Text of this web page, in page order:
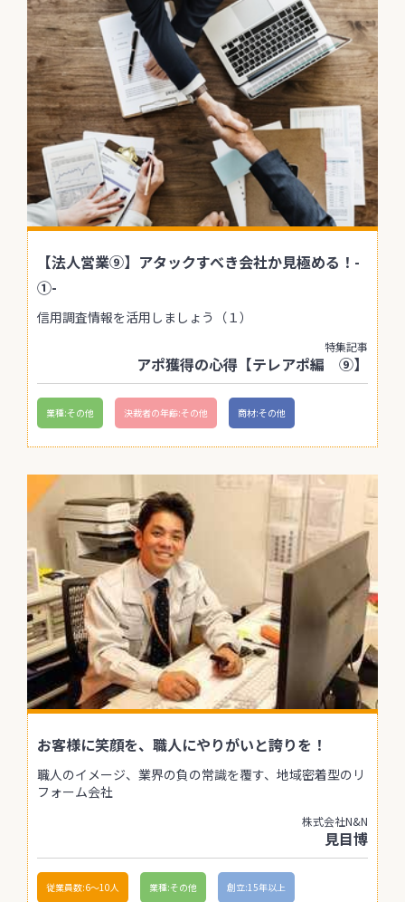
【法人営業⑨】アタックすべき会社か見極める！-
①-
信用調査情報を活用しましょう（１）
特集記事
アポ獲得の心得【テレアポ編 ⑨】
業種:その他 決裁者の年齢:その他 商材:その他
お客様に笑顔を、職人にやりがいと誇りを！
職人のイメージ、業界の負の常識を覆す、地域密着型のリ
フォーム会社
株式会社N&N
見目博
従業員数:6～10人 業種:その他 創立:15年以上